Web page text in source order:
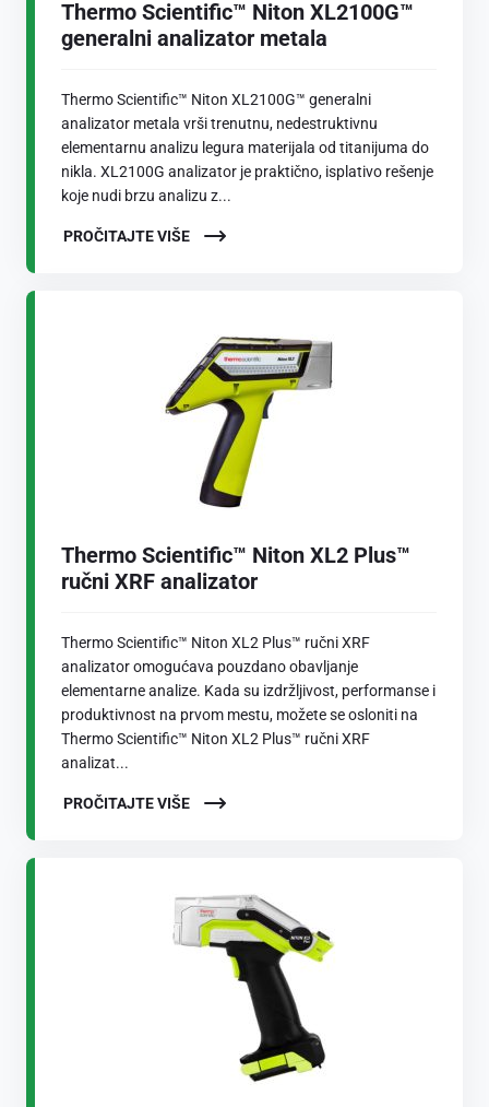
Thermo Scientific™ Niton XL2100G™
generalni analizator metala
Thermo Scientific™ Niton XL2100G™ generalni
analizator metala vrši trenutnu, nedestruktivnu
elementarnu analizu legura materijala od titanijuma do
nikla. XL2100G analizator je praktično, isplativo rešenje
koje nudi brzu analizu z...
PROČITAJTE VIŠE
Thermo Scientific™ Niton XL2 Plus™
ručni XRF analizator
Thermo Scientific™ Niton XL2 Plus™ ručni XRF
analizator omogućava pouzdano obavljanje
elementarne analize. Kada su izdržljivost, performanse i
produktivnost na prvom mestu, možete se osloniti na
Thermo Scientific™ Niton XL2 Plus™ ručni XRF
analizat...
PROČITAJTE VIŠE